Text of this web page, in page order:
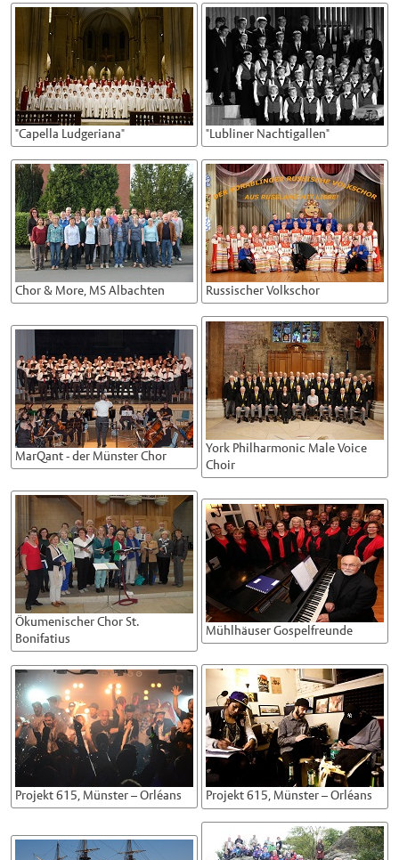
"Capella Ludgeriana" "Lubliner Nachtigallen"
Chor & More, MS Albachten Russischer Volkschor
MarQant - der Münster Chor
York Philharmonic Male Voice
Choir
Ökumenischer Chor St.
Bonifatius
Mühlhäuser Gospelfreunde
Projekt 615, Münster – Orléans Projekt 615, Münster – Orléans